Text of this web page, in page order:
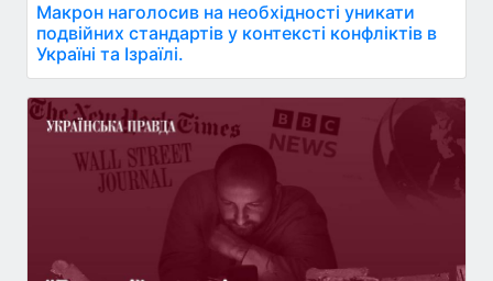
Макрон наголосив на необхідності уникати
подвійних стандартів у контексті конфліктів в
Україні та Ізраїлі.